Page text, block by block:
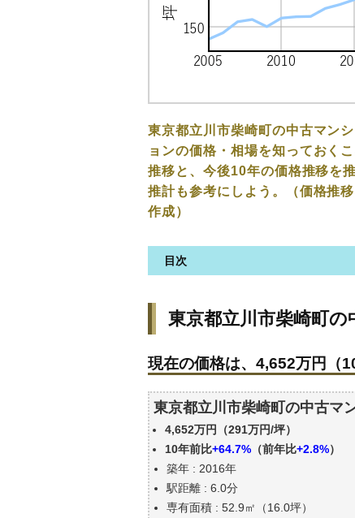
東京都立川市柴崎町の中古マン
ョンの価格・相場を知っておく
推移と、今後10年の価格推移を
推計も参考にしよう。（価格推
作成）
目次
現在の価格は、4,652万円（
駅からの徒歩距離で価格はど
築年数で価格はどうなる？
東京都立川市柴崎町の中古マ
公示地価はいくら
エリアの将来性を人口予想か
自分の年収でいくらの不動産が
東京都立川市柴崎町
現在の価格は、4,652万円（
東京都立川市柴崎町の中古マ
4,652万円（291万円/坪）
10年前比+64.7% （前年比+2.8%）
築年 : 2016年
駅距離 : 6.0分
専有面積 : 52.9㎡（16.0坪）